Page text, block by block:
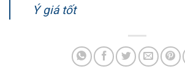
Ý giá tốt